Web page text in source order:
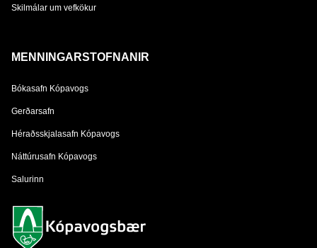
Skilmálar um vefkökur
MENNINGARSTOFNANIR
Bókasafn Kópavogs
Gerðarsafn
Héraðsskjalasafn Kópavogs
Náttúrusafn Kópavogs
Salurinn